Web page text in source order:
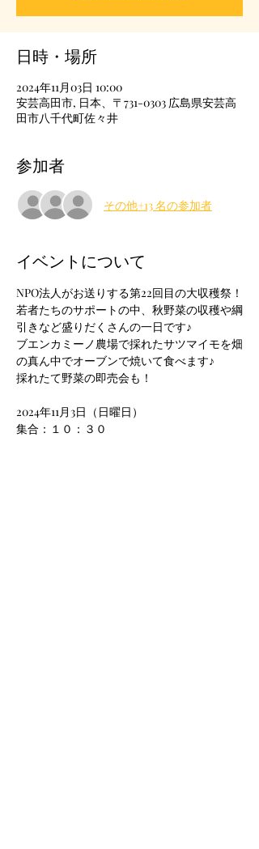
日時・場所
2024年11月03日 10:00
安芸高田市, 日本、〒731-0303 広島県安芸高
田市八千代町佐々井
参加者
その他+13 名の参加者
イベントについて
NPO法人がお送りする第22回目の大収穫祭！
若者たちのサポートの中、秋野菜の収穫や綱
引きなど盛りだくさんの一日です♪
ブエンカミーノ農場で採れたサツマイモを畑
の真ん中でオーブンで焼いて食べます♪
採れたて野菜の即売会も！
2024年11月3日（日曜日）
集合：１０：３０